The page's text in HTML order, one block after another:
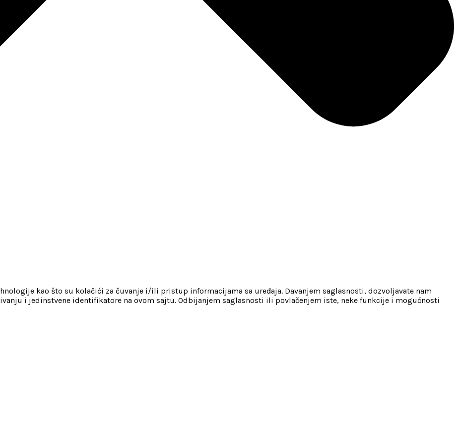
kao što su kolačići za čuvanje i/ili pristup informacijama sa uređaja. Davanjem saglasnosti, dozvoljavate nam
i jedinstvene identifikatore na ovom sajtu. Odbijanjem saglasnosti ili povlačenjem iste, neke funkcije i mogućnosti